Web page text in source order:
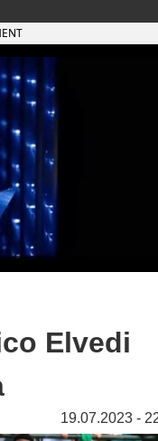
Elvedi
19.07.2023 -